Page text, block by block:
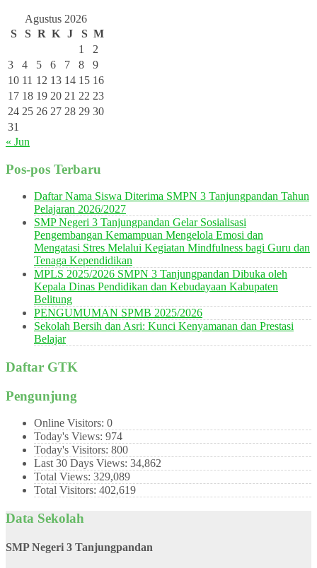
Agustus 2026
S
S R K J S M
1
2
3
4 5 6 7 8
9
10 11 12 13 14 15 16
17 18 19 20 21 22 23
24 25 26 27 28 29 30
31
« Jun
Pos-pos Terbaru
Daftar Nama Siswa Diterima SMPN 3 Tanjungpandan Tahun
Pelajaran 2026/2027
SMP Negeri 3 Tanjungpandan Gelar Sosialisasi
Pengembangan Kemampuan Mengelola Emosi dan
Mengatasi Stres Melalui Kegiatan Mindfulness bagi Guru dan
Tenaga Kependidikan
MPLS 2025/2026 SMPN 3 Tanjungpandan Dibuka oleh
Kepala Dinas Pendidikan dan Kebudayaan Kabupaten
Belitung
PENGUMUMAN SPMB 2025/2026
Sekolah Bersih dan Asri: Kunci Kenyamanan dan Prestasi
Belajar
Daftar GTK
Pengunjung
Online Visitors: 0
Today's Views: 974
Today's Visitors: 800
Last 30 Days Views: 34,862
Total Views: 329,089
Total Visitors: 402,619
Data Sekolah
SMP Negeri 3 Tanjungpandan